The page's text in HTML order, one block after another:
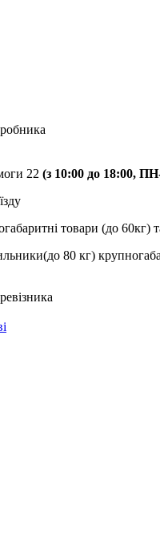
22 (з 10:00 до 18:00,
товари (до 60кг)
80 кг)